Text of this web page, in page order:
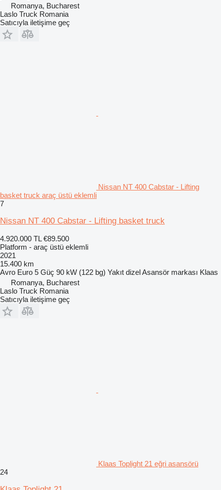
Romanya, Bucharest
Laslo Truck Romania
Satıcıyla iletişime geç
Nissan NT 400 Cabstar - Lifting
basket truck araç üstü eklemli
7
Nissan NT 400 Cabstar - Lifting basket truck
4.920.000 TL €89.500
Platform - araç üstü eklemli
2021
15.400 km
Avro Euro 5 Güç 90 kW (122 bg) Yakıt dizelAsansör markası Klaas
Romanya, Bucharest
Laslo Truck Romania
Satıcıyla iletişime geç
Klaas Toplight 21 eğri asansörü
24